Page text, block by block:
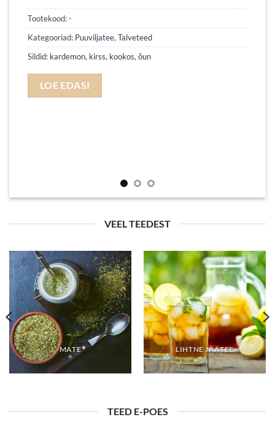
Tootekood:-
Kategooriad: Puuviljatee,Talveteed
Sildid: kardemon, kirss, kookos,õun
LOE EDASI
VEEL TEEDEST
MATE LIHTNE JÄÄTEE
TEED E-POES